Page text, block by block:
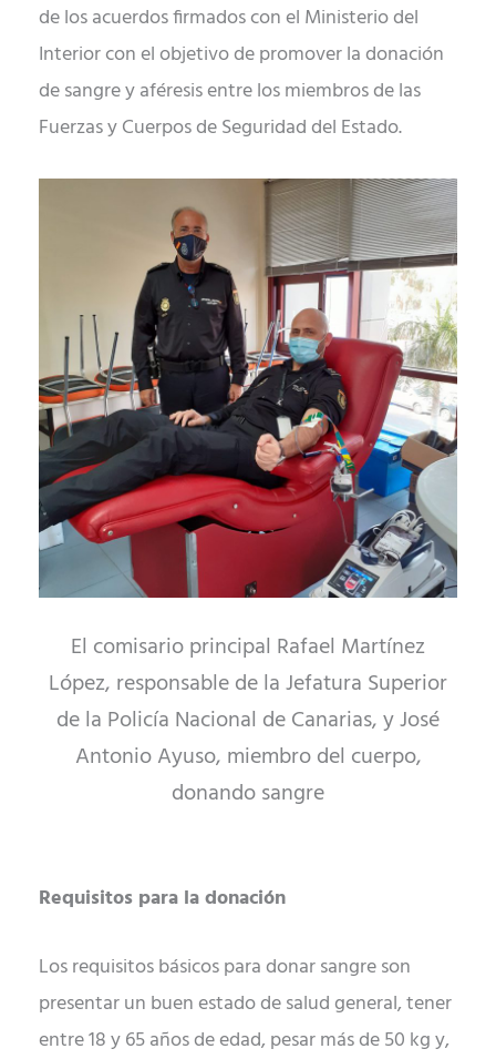
de los acuerdos firmados con el Ministerio del
Interior con el objetivo de promover la donación
de sangre y aféresis entre los miembros de las
Fuerzas y Cuerpos de Seguridad del Estado.
El comisario principal Rafael Martínez
López, responsable de la Jefatura Superior
de la Policía Nacional de Canarias, y José
Antonio Ayuso, miembro del cuerpo,
donando sangre
Requisitos para la donación
Los requisitos básicos para donar sangre son
presentar un buen estado de salud general, tener
entre 18 y 65 años de edad, pesar más de 50 kg y,